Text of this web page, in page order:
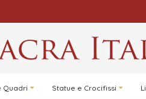
Quadri Statue e Crocifissi